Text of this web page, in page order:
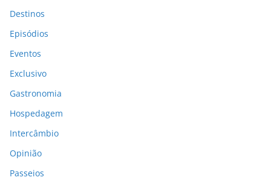
Destinos
Episódios
Eventos
Exclusivo
Gastronomia
Hospedagem
Intercâmbio
Opinião
Passeios